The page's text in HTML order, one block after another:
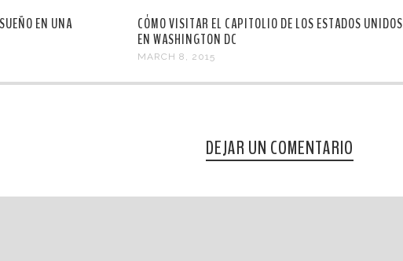
EN UNA
CÓMO VISITAR EL CAPITOLIO DE LOS ESTADOS UNIDOS
EN WASHINGTON DC
MARCH 8, 2015
DEJAR UN COMENTARIO